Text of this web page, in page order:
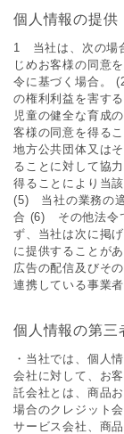
個人情報の提供
1 当社は、次の場
じめお客様の同意
令に基づく場合。
の権利利益を害す
児童の健全な育成
客様の同意を得る
地方公共団体又は
ることに対して協
得ることにより当
(5) 当社の業務の
合 (6) その他法令
ず、当社は次に掲
に提供することが
広告の配信及びそ
連携している事業
個人情報の第三
・当社では、個人
会社に対して、お
託会社とは、商品
場合のクレジット
サービス会社、商